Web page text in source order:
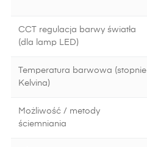
CCT regulacja barwy światła
(dla lamp LED)
Temperatura barwowa (stopnie
Kelvina)
Możliwość / metody
ściemniania